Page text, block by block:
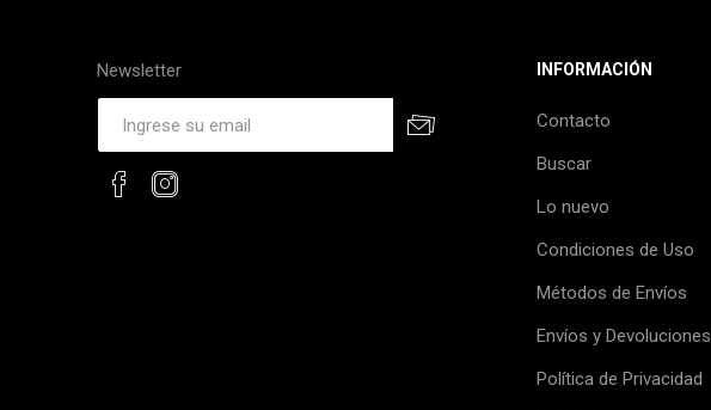
Newsletter INFORMACIÓN
Contacto
Buscar
Lo nuevo
Condiciones de Uso
Métodos de Envíos
Envíos y Devoluciones
Política de Privacidad